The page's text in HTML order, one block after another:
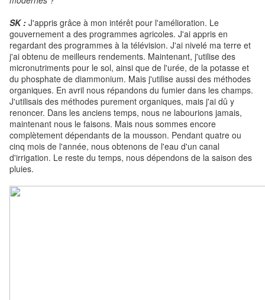
SK : J'appris grâce à mon intérêt pour l'amélioration. Le
gouvernement a des programmes agricoles. J'ai appris en
regardant des programmes à la télévision. J'ai nivelé ma terre et
j'ai obtenu de meilleurs rendements. Maintenant, j'utilise des
micronutriments pour le sol, ainsi que de l'urée, de la potasse et
du phosphate de diammonium. Mais j'utilise aussi des méthodes
organiques. En avril nous répandons du fumier dans les champs.
J'utilisais des méthodes purement organiques, mais j'ai dû y
renoncer. Dans les anciens temps, nous ne labourions jamais,
maintenant nous le faisons. Mais nous sommes encore
complètement dépendants de la mousson. Pendant quatre ou
cinq mois de l'année, nous obtenons de l'eau d'un canal
d'irrigation. Le reste du temps, nous dépendons de la saison des
pluies.